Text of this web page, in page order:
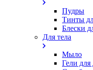
Пудры
Тинты
Блески
Для тела
Мыло
Гели для